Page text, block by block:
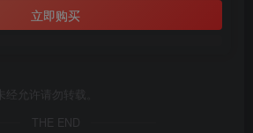
立即购买
允许请勿转载。
THE END